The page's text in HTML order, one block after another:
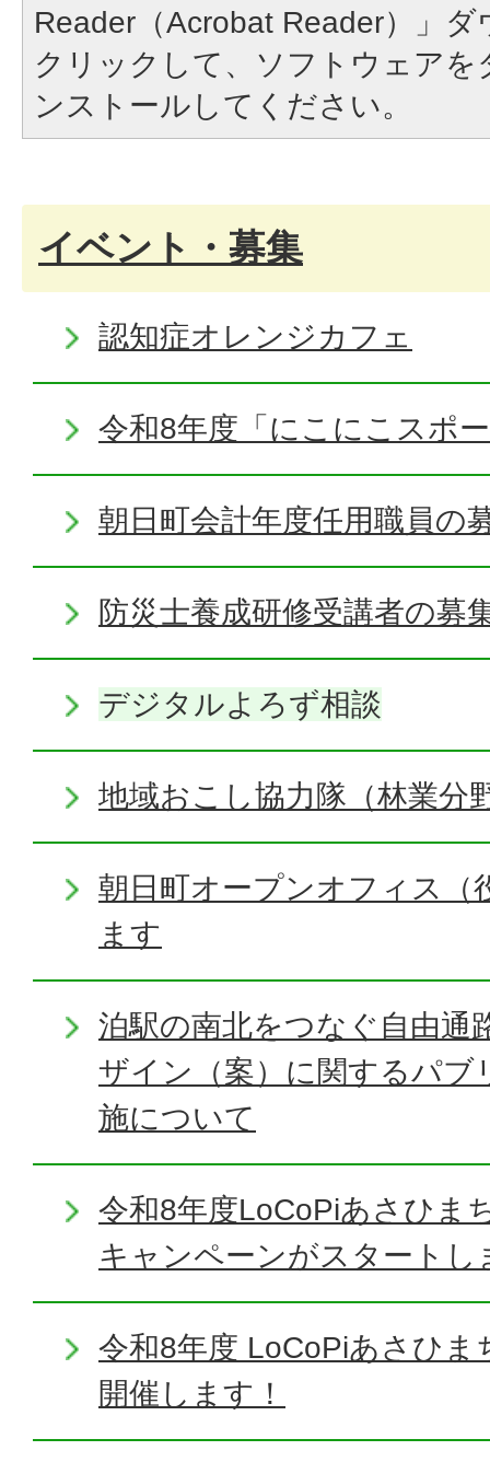
Reader（Acrobat Reader）」
クリックして、ソフトウェア
ンストールしてください。
イベント・募集
認知症オレンジカフェ
令和8年度「にこにこスポ
朝日町会計年度任用職員の
防災士養成研修受講者の募
デジタルよろず相談
地域おこし協力隊（林業分
朝日町オープンオフィス（
ます
泊駅の南北をつなぐ自由通
ザイン（案）に関するパブ
施について
令和8年度LoCoPiあさひま
キャンペーンがスタートし
令和8年度 LoCoPiあさひま
開催します！